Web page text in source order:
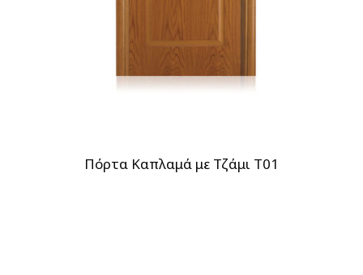
Πόρτα Καπλαμά με Τζάμι T01